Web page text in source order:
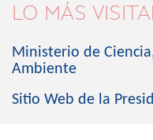
LO MÁS
Ministerio de
Ambiente
Sitio Web de la